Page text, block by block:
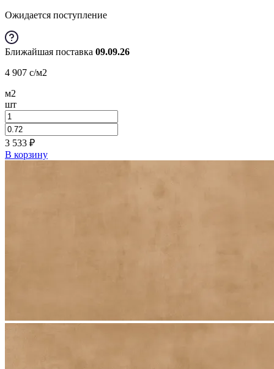
Ожидается поступление
Ближайшая поставка 09.09.26
4 907 c/м2
м2
шт
3 533 ₽
В корзину